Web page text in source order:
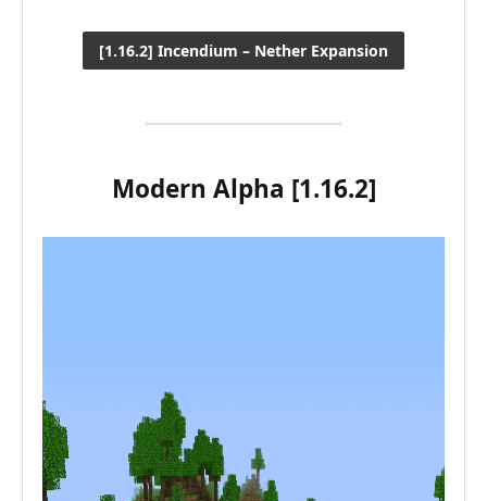
[1.16.2] Incendium – Nether Expansion
Modern Alpha [1.16.2]